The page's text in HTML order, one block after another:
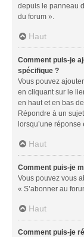
depuis le panneau
du forum ».
Haut
Comment puis-je
spécifique ?
Vous pouvez
en cliquant sur le
en haut et en bas
Répondre à un
lorsqu’une
Haut
Comment puis-je
Vous pouvez vous
« S’abonner au
Haut
Comment puis-je